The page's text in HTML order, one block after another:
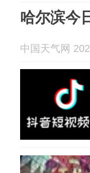
哈尔滨今
中国天气网